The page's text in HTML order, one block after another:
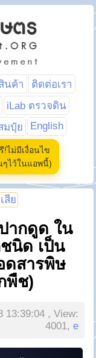
นค้า
ติดต่อเรา
iLab ตรวจดิน
มปุ๋ย English
!ไม่มีเงื่อนไข
ๆไว้ในแอพนี้)
สีย
ากดูด ใน
นิด เป็น
ดสารพิษ
พืช)
13:39:04 , View:
4001,e